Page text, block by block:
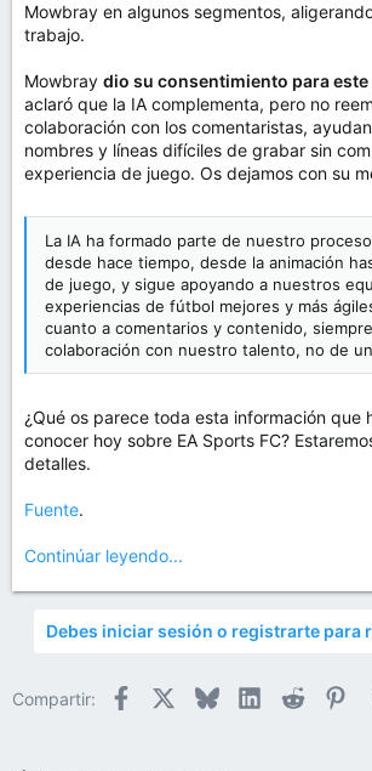
Mowbray en algunos segmentos,
trabajo.
Mowbray dio su consentimiento para
aclaró que la IA complementa, pero no
colaboración con los comentaristas,
nombres y líneas difíciles de grabar sin
experiencia de juego. Os dejamos con su
La IA ha formado parte de nuestro
desde hace tiempo, desde la animación
de juego, y sigue apoyando a nuestros
experiencias de fútbol mejores y más
cuanto a comentarios y contenido,
colaboración con nuestro talento, no de
¿Qué os parece toda esta información que
conocer hoy sobre EA Sports FC?
detalles.
Fuente.
Continúar leyendo...
Debes iniciar sesión o registrarte para
Compartir: Facebook BlueskyLinkedIn
Reddit